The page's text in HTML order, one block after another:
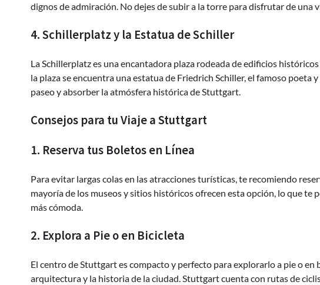
dignos de admiración. No dejes de subir a la torre para disfrutar de una
4. Schillerplatz y la Estatua de Schiller
La Schillerplatz es una encantadora plaza rodeada de edificios
la plaza se encuentra una estatua de Friedrich Schiller, el famoso poeta
paseo y absorber la atmósfera histórica de Stuttgart.
Consejos para tu Viaje a Stuttgart
1. Reserva tus Boletos en Línea
Para evitar largas colas en las atracciones turísticas, te recomiendo
mayoría de los museos y sitios históricos ofrecen esta opción, lo que
más cómoda.
2. Explora a Pie o en Bicicleta
El centro de Stuttgart es compacto y perfecto para explorarlo a pie o
arquitectura y la historia de la ciudad. Stuttgart cuenta con rutas de